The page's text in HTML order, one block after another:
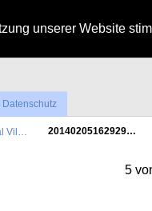
unserer Website
Datenschutz
Vil… 20140205162929…
5